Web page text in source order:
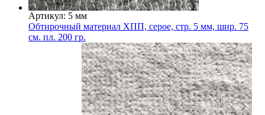
Артикул: 5 мм
Обтирочный материал ХПП, серое, стр. 5 мм, шир. 75
см. пл. 200 гр.